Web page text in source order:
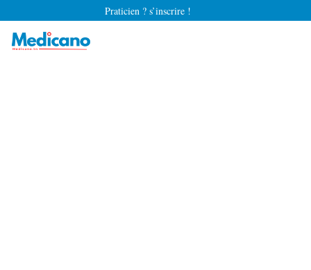
Praticien ? s’inscrire !